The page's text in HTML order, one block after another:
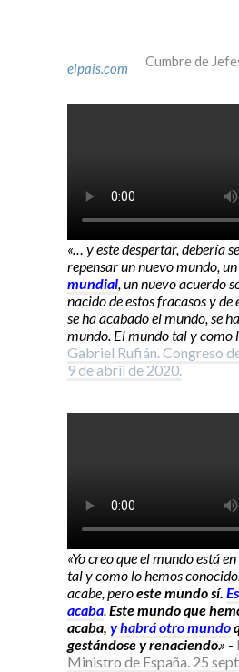
elpais.com Cumbre de
«… y este despertar, debería
repensar un nuevo mundo, un
mundial, un nuevo acuerdo
nacido de estos fracasos y de
se ha acabado el mundo, se
mundo. El mundo tal y como
Gabriel Rufián. Congreso
9 de abril de 2020.
«Yo creo que el mundo está
tal y como lo hemos
acabe, peroeste mundo sí.
acaba.Este mundo que
acaba, y habrá otro mundo
gestándose y renaciendo.» -
Ministro de España. 25